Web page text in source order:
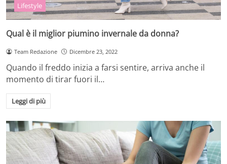
Lifestyle
Qual è il miglior piumino invernale da donna?
Team Redazione Dicembre 23, 2022
Quando il freddo inizia a farsi sentire, arriva anche il
momento di tirar fuori il…
Leggi di più